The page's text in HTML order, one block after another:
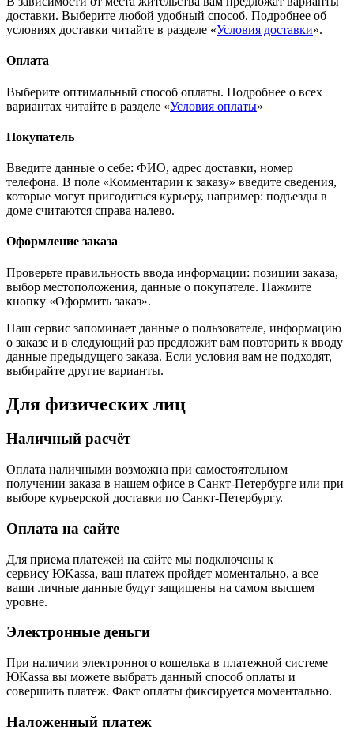
доставки. Выберите любой удобный способ. Подробнее об
условиях доставки читайте в разделе «Условия доставки».
Оплата
Выберите оптимальный способ оплаты. Подробнее о всех
вариантах читайте в разделе «Условия оплаты»
Покупатель
Введите данные о себе: ФИО, адрес доставки, номер
телефона. В поле «Комментарии к заказу» введите сведения,
которые могут пригодиться курьеру, например: подъезды в
доме считаются справа налево.
Оформление заказа
Проверьте правильность ввода информации: позиции заказа,
выбор местоположения, данные о покупателе. Нажмите
кнопку «Оформить заказ».
Наш сервис запоминает данные о пользователе, информацию
о заказе и в следующий раз предложит вам повторить к вводу
данные предыдущего заказа. Если условия вам не подходят,
выбирайте другие варианты.
Для физических лиц
Наличный расчёт
Оплата наличными возможна при самостоятельном
получении заказа в нашем офисе в Санкт-Петербурге или при
выборе курьерской доставки по Санкт-Петербургу.
Оплата на сайте
Для приема платежей на сайте мы подключены к
сервису ЮKassa, ваш платеж пройдет моментально, а все
ваши личные данные будут защищены на самом высшем
уровне.
Электронные деньги
При наличии электронного кошелька в платежной системе
ЮKassa вы можете выбрать данный способ оплаты и
совершить платеж. Факт оплаты фиксируется моментально.
Наложенный платеж